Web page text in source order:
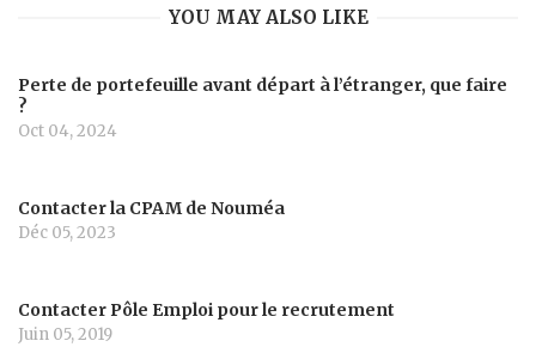
YOU MAY ALSO LIKE
Perte de portefeuille avant départ à l’étranger, que faire
?
Oct 04, 2024
Contacter la CPAM de Nouméa
Déc 05, 2023
Contacter Pôle Emploi pour le recrutement
Juin 05, 2019